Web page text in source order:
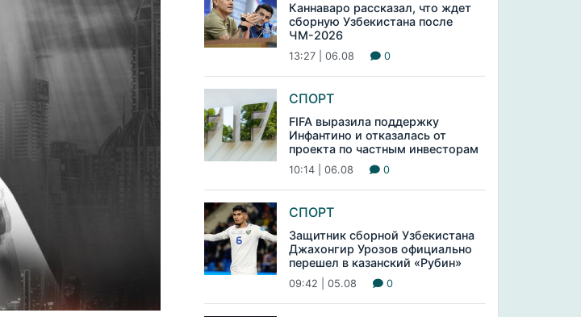
Каннаваро рассказал, что ждет
сборную Узбекистана после
ЧМ-2026
13:27 | 06.08 0
СПОРТ
FIFA выразила поддержку
Инфантино и отказалась от
проекта по частным инвесторам
10:14 | 06.08 0
СПОРТ
Защитник сборной Узбекистана
Джахонгир Урозов официально
перешел в казанский «Рубин»
09:42 | 05.08 0